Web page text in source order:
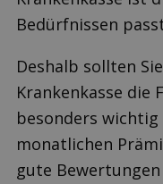
Bedürfnissen
Deshalb sollten
Krankenkasse die
besonders
monatlichen
gute